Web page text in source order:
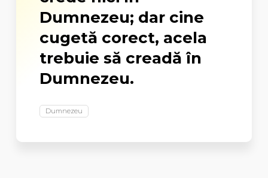
Dumnezeu; dar cine
cugetă corect, acela
trebuie să creadă în
Dumnezeu.
Dumnezeu